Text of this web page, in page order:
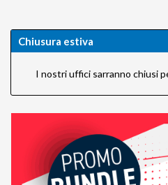
Chiusura estiva
I nostri uffici sarranno chiusi